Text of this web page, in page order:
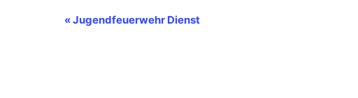
Veranstaltung-
«Jugendfeuerwehr Dienst